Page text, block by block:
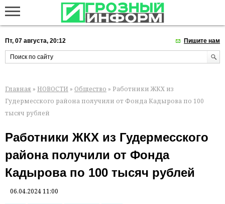
Пт, 07 августа, 20:12 Пишите нам
Главная » НОВОСТИ » Общество » Работники ЖКХ из
Гудермесского района получили от Фонда Кадырова по 100
тысяч рублей
Работники ЖКХ из Гудермесского
района получили от Фонда
Кадырова по 100 тысяч рублей
06.04.2024 11:00